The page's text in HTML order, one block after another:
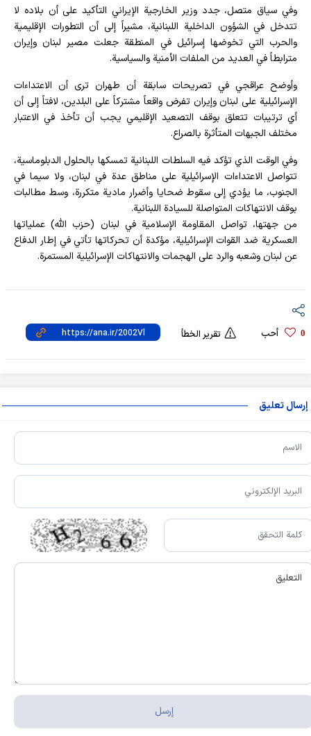
وفي سياق متصل، جدد وزير الخارجية الإيراني التأكيد على أن بلاده لا
تتدخل في الشؤون الداخلية اللبنانية، مشيراً إلى أن التطورات الإقليمية
والحرب التي تخوضها إسرائيل في المنطقة جعلت مصير لبنان وإيران
مترابطاً في العديد من الملفات الأمنية والسياسية.
وأوضح عراقجي في تصريحات سابقة أن طهران ترى أن الاعتداءات
الإسرائيلية على لبنان وإيران تفرض واقعاً مشتركاً على البلدين، لافتاً إلى أن
أي ترتيبات تتعلق بوقف التصعيد الإقليمي يجب أن تأخذ في الاعتبار
مختلف الجبهات المتأثرة بالصراع.
وفي الوقت الذي تؤكد فيه السلطات اللبنانية تمسكها بالحلول الدبلوماسية،
تتواصل الاعتداءات الإسرائيلية على مناطق عدة في لبنان، ولا سيما في
الجنوب، ما يؤدي إلى سقوط ضحايا وأضرار مادية متكررة، وسط مطالبات
بوقف الانتهاكات المتواصلة للسيادة اللبنانية.
من جهتها، تواصل المقاومة الإسلامية في لبنان (حزب الله) عملياتها
العسكرية ضد القوات الإسرائيلية، مؤكدة أن تحركاتها تأتي في إطار الدفاع
عن لبنان وشعبه والرد على الهجمات والانتهاكات الإسرائيلية المستمرة.
0 أحب تقرير الخطأ
إرسال تعليق